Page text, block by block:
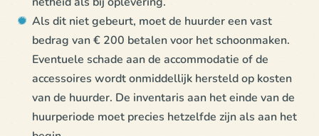
Als dit niet gebeurt, moet de huurder een vast
bedrag van € 200 betalen voor het schoonmaken.
Eventuele schade aan de accommodatie of de
accessoires wordt onmiddellijk hersteld op kosten
van de huurder. De inventaris aan het einde van de
huurperiode moet precies hetzelfde zijn als aan het